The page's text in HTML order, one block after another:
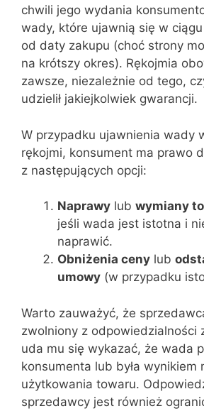
chwili jego wydania
wady, które ujawnią się w ciągu
od daty zakupu (choć strony
na krótszy okres). Rękojmia
zawsze, niezależnie od tego,
udzielił jakiejkolwiek gwarancji.
W przypadku ujawnienia wady
rękojmi, konsument ma prawo
z następujących opcji:
Naprawy lub wymiany
jeśli wada jest istotna i
naprawić.
Obniżenia ceny lub
umowy (w przypadku
Warto zauważyć, że
zwolniony z odpowiedzialności
uda mu się wykazać, że wada
konsumenta lub była wynikiem
użytkowania towaru.
sprzedawcy jest również